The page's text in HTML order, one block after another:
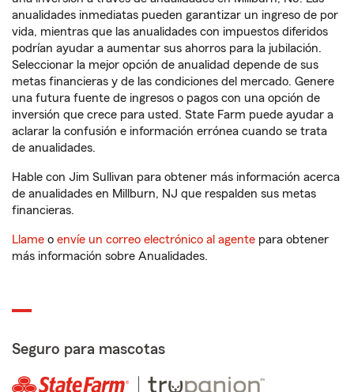
anualidades inmediatas pueden garantizar un ingreso de por
vida, mientras que las anualidades con impuestos diferidos
podrían ayudar a aumentar sus ahorros para la jubilación.
Seleccionar la mejor opción de anualidad depende de sus
metas financieras y de las condiciones del mercado. Genere
una futura fuente de ingresos o pagos con una opción de
inversión que crece para usted. State Farm puede ayudar a
aclarar la confusión e información errónea cuando se trata
de anualidades.
Hable con Jim Sullivan para obtener más información acerca
de anualidades en Millburn, NJ que respalden sus metas
financieras.
Llame o envíe un correo electrónico al agente para obtener
más información sobre Anualidades.
Seguro para mascotas